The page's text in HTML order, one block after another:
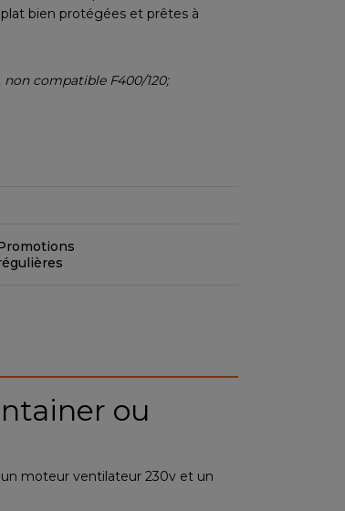
bien protégées et prêtes à
non compatible F400/120;
ou
moteur ventilateur 230v et un